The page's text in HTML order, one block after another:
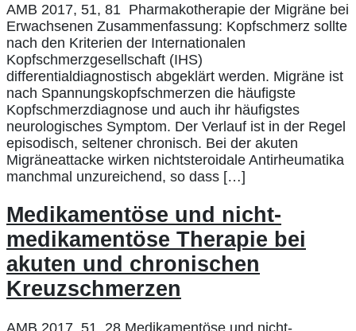
AMB 2017, 51, 81 Pharmakotherapie der Migräne bei
Erwachsenen Zusammenfassung: Kopfschmerz sollte
nach den Kriterien der Internationalen
Kopfschmerzgesellschaft (IHS)
differentialdiagnostisch abgeklärt werden. Migräne ist
nach Spannungskopfschmerzen die häufigste
Kopfschmerzdiagnose und auch ihr häufigstes
neurologisches Symptom. Der Verlauf ist in der Regel
episodisch, seltener chronisch. Bei der akuten
Migräneattacke wirken nichtsteroidale Antirheumatika
manchmal unzureichend, so dass […]
Medikamentöse und nicht-
medikamentöse Therapie bei
akuten und chronischen
Kreuzschmerzen
AMB 2017, 51, 28 Medikamentöse und nicht-